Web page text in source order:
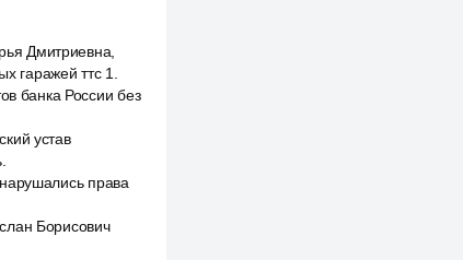
Дмитриевна,
гаражей ттс 1.
банка России без
устав
права
Борисович